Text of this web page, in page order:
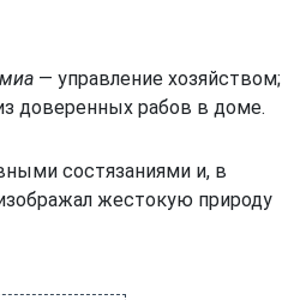
— управление хозяйством;
доверенных рабов в доме.
состязаниями и, в
жестокую природу